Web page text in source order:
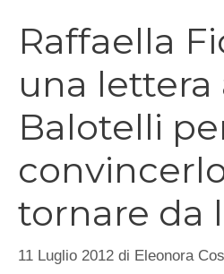
Raffaella
una lettera
Balotelli
tornare da
11 Luglio 2012 di Eleonora